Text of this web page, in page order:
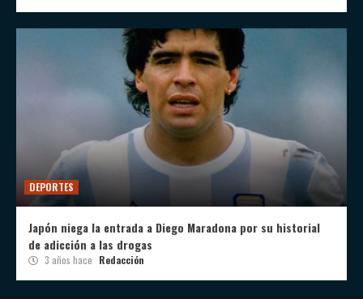
DEPORTES
Japón niega la entrada a Diego Maradona por su historial
de adicción a las drogas
3 años hace Redacción